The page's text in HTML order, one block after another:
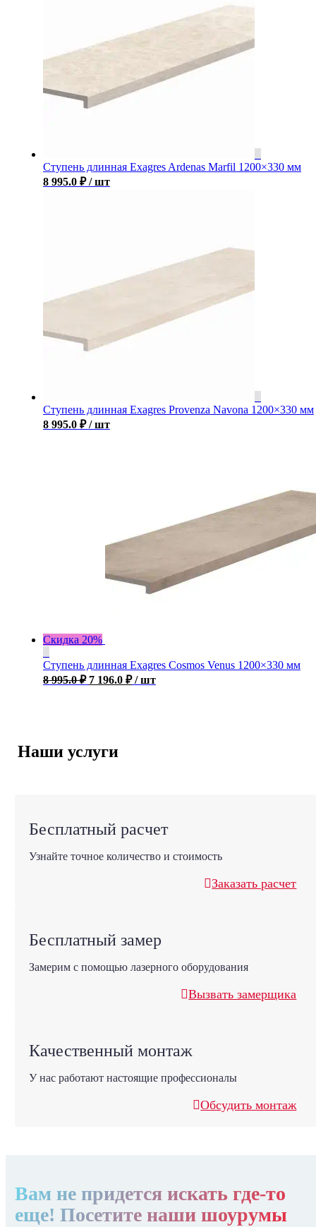
Ступень длинная Exagres Ardenas Marfil 1200×330 мм
8 995.0 ₽ / шт
Ступень длинная Exagres Provenza Navona 1200×330 мм
8 995.0 ₽ / шт
Скидка 20%
Ступень длинная Exagres Cosmos Venus 1200×330 мм
8 995.0₽ 7 196.0 ₽ / шт
Наши услуги
Бесплатный расчет
Узнайте точное количество и стоимость
Заказать расчет
Бесплатный замер
Замерим с помощью лазерного оборудования
Вызвать замерщика
Качественный монтаж
У нас работают настоящие профессионалы
Обсудить монтаж
Вам не придется искать где-то
еще! Посетите наши шоурумы